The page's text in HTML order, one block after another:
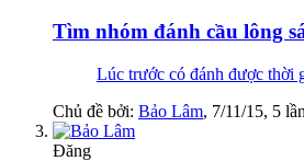
Tìm nhóm đánh cầu lông
Lúc trước có đánh được thời
Chủ đề bởi: Bảo Lâm, 7/11/15, 5
Đăng